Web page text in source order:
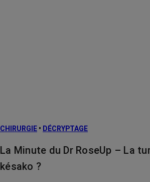
CHIRURGIE • DÉCRYPTAGE
La Minute du Dr RoseUp – La
késako ?